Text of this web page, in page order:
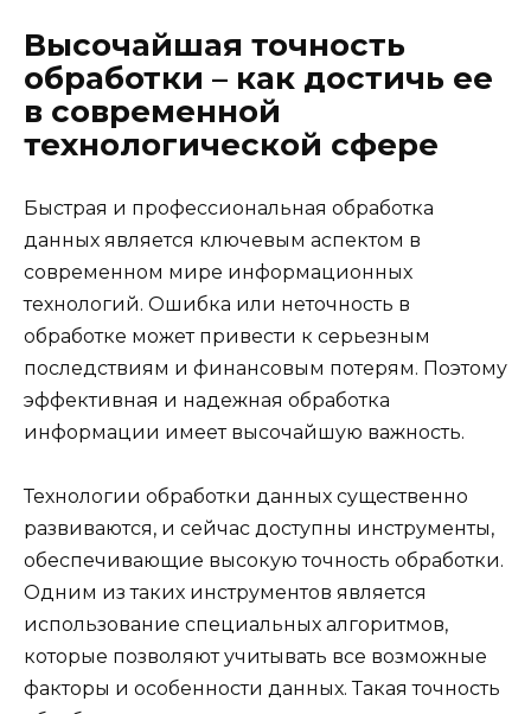
Высочайшая точность
обработки – как достичь ее
в современной
технологической сфере
Быстрая и профессиональная обработка
данных является ключевым аспектом в
современном мире информационных
технологий. Ошибка или неточность в
обработке может привести к серьезным
последствиям и финансовым потерям. Поэтому
эффективная и надежная обработка
информации имеет высочайшую важность.
Технологии обработки данных существенно
развиваются, и сейчас доступны инструменты,
обеспечивающие высокую точность обработки.
Одним из таких инструментов является
использование специальных алгоритмов,
которые позволяют учитывать все возможные
факторы и особенности данных. Такая точность